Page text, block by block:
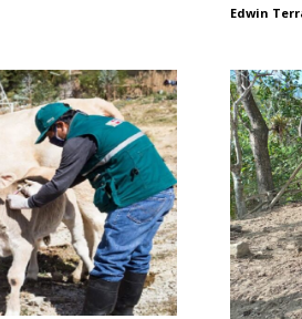
Edwin